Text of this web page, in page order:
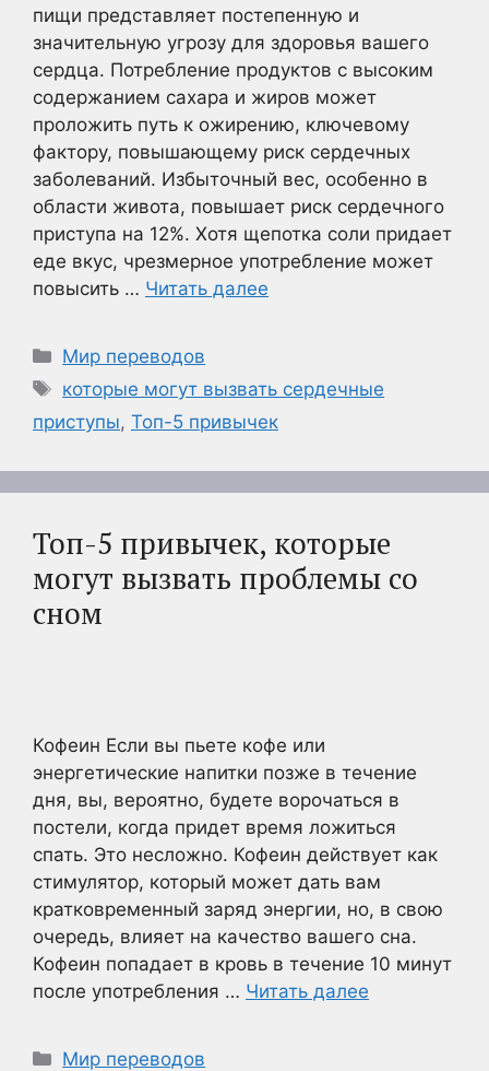
пищи представляет постепенную и
значительную угрозу для здоровья вашего
сердца. Потребление продуктов с высоким
содержанием сахара и жиров может
проложить путь к ожирению, ключевому
фактору, повышающему риск сердечных
заболеваний. Избыточный вес, особенно в
области живота, повышает риск сердечного
приступа на 12%. Хотя щепотка соли придает
еде вкус, чрезмерное употребление может
повысить … Читать далее
Рубрики
Мир переводов
Метки
которые могут вызвать сердечные
приступы, Топ-5 привычек
Топ-5 привычек, которые
могут вызвать проблемы со
сном
Кофеин Если вы пьете кофе или
энергетические напитки позже в течение
дня, вы, вероятно, будете ворочаться в
постели, когда придет время ложиться
спать. Это несложно. Кофеин действует как
стимулятор, который может дать вам
кратковременный заряд энергии, но, в свою
очередь, влияет на качество вашего сна.
Кофеин попадает в кровь в течение 10 минут
после употребления … Читать далее
Рубрики
Мир переводов